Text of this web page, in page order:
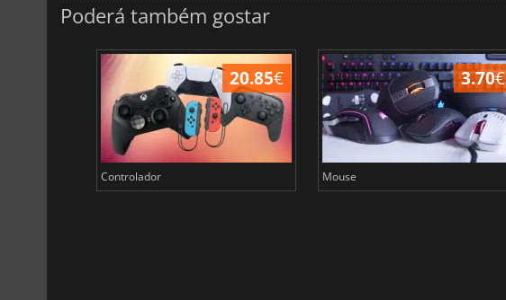
Poderá também gostar
20.85€
Controlador
3.70€
Mouse